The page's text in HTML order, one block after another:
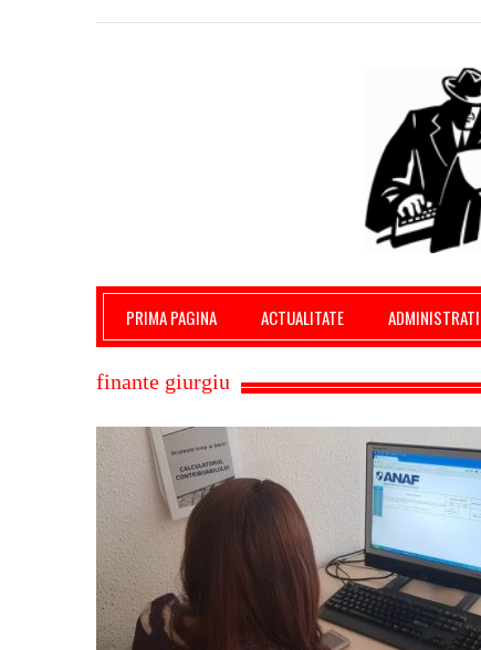
Giurgiu Pe Surse – actualitate giurgiu,
PRIMA PAGINA
ACTUALITATE
finante giurgiu